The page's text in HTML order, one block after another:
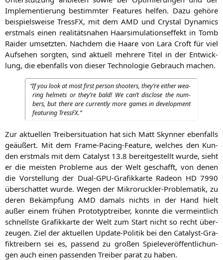
Imple­men­tie­rung bestimm­ter Fea­tures hel­fen. Dazu gehö­re
bei­spiels­wei­se Tress­FX, mit dem AMD und Crys­tal Dyna­mics
erst­mals einen rea­li­täts­na­hen Haar­si­mu­la­ti­ons­ef­fekt in Tomb
Rai­der umsetz­ten. Nach­dem die Haa­re von Lara Croft für viel
Auf­se­hen sorg­ten, sind aktu­ell meh­re­re Titel in der Ent­wick­
lung, die eben­falls von die­ser Tech­no­lo­gie Gebrauch machen.
“If you look at most first per­son shoo­ters, they’re eit­her wea­
ring hel­mets or they’re bald! We can’t dis­c­lo­se the num­
bers, but the­re are curr­ent­ly more games in deve­lo­p­ment
fea­turing TressFX.”
Zur aktu­el­len Trei­ber­si­tua­ti­on hat sich Matt Skyn­ner eben­falls
geäu­ßert. Mit dem Frame-Pacing-Fea­ture, wel­ches den Kun­
den erst­mals mit dem Cata­lyst 13.8 bereit­ge­stellt wur­de, sieht
er die meis­ten Pro­ble­me aus der Welt geschafft, von denen
die Vor­stel­lung der Dual-GPU-Gra­fik­kar­te Rade­on HD 7990
über­schat­tet wur­de. Wegen der Mikroruck­ler-Pro­ble­ma­tik, zu
deren Bekämp­fung AMD damals nichts in der Hand hielt
außer einem frü­hen Pro­to­typ­trei­ber, konn­te die ver­meint­lich
schnells­te Gra­fik­kar­te der Welt zum Start nicht so recht über­
zeu­gen. Ziel der aktu­el­len Update-Poli­tik bei den Cata­lyst-Gra­
fik­trei­bern sei es, pas­send zu gro­ßen Spie­le­ver­öf­fent­li­chun­
gen auch einen pas­sen­den Trei­ber parat zu haben.